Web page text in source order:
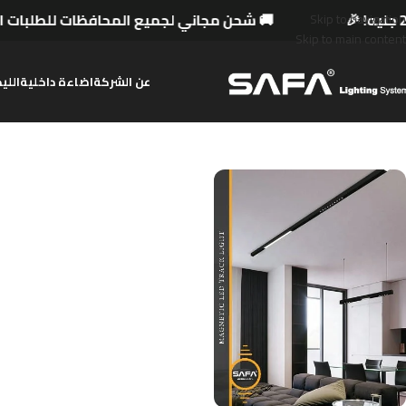
🚚 شحن مجاني لجميع المحافظات للطلبات
Skip to navigation
Skip to main content
عن الشركةاضاءة داخلية